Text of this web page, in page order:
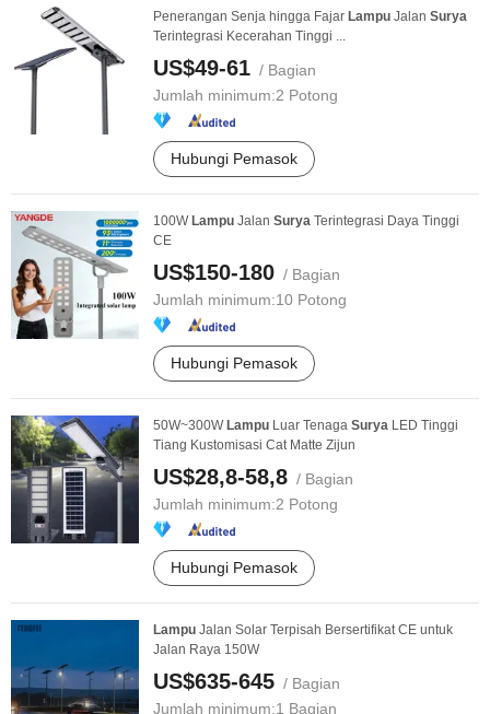
Penerangan Senja hingga Fajar Lampu Jalan Surya
Terintegrasi Kecerahan Tinggi ...
US$49-61 / Bagian
Jumlah minimum:2 Potong
Hubungi Pemasok
100W Lampu Jalan Surya Terintegrasi Daya Tinggi
CE
US$150-180 / Bagian
Jumlah minimum:10 Potong
Hubungi Pemasok
50W~300W Lampu Luar Tenaga Surya LED Tinggi
Tiang Kustomisasi Cat Matte Zijun
US$28,8-58,8 / Bagian
Jumlah minimum:2 Potong
Hubungi Pemasok
Lampu Jalan Solar Terpisah Bersertifikat CE untuk
Jalan Raya 150W
US$635-645 / Bagian
Jumlah minimum:1 Bagian